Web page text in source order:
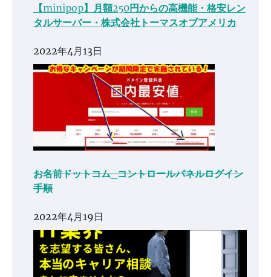
【minipop】月額250円からの高機能・格安レン
タルサーバー・株式会社トーマスオブアメリカ
2022年4月13日
お名前ドットコム_コントロールパネルログイン
手順
2022年4月19日